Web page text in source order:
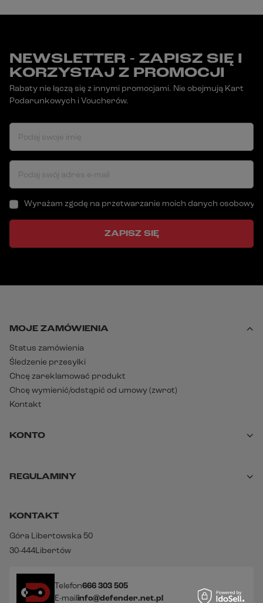
NEWSLETTER - ZAPISZ SIĘ I
KORZYSTAJ Z PROMOCJI
Rabaty nie łączą się z innymi promocjami. Nie obejmują Kart
Podarunkowych i Voucherów.
Podaj swoje imię
Podaj swój adres e-mail
Wyrażam zgodę na przetwarzanie moich danych
ZAPISZ SIĘ
MOJE ZAMÓWIENIA
Status zamówienia
Śledzenie przesyłki
Chcę zareklamować produkt
Chcę wymienić/odstąpić od umowy (zwrot)
Kontakt
KONTO
REGULAMINY
KONTAKT
Góra Libertowska 50
30-444Libertów
Telefon666 303 505
E-mailinfo@defender.net.pl